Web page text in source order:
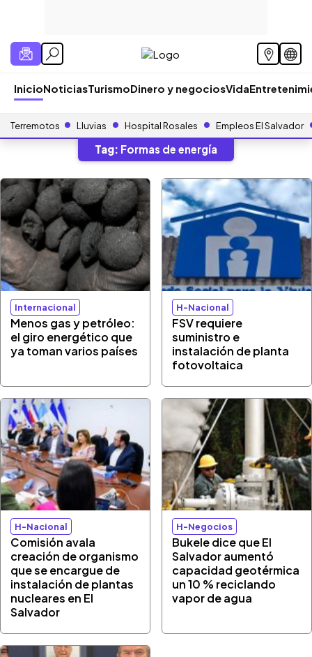
InicioNoticiasTurismoDinero y negociosVida
Terremotos Lluvias Hospital Rosales Empleos El Salvador
Tag: Formas de energía
Internacional
Menos gas y petróleo:
el giro energético que
ya toman varios países
H-Nacional
FSV requiere
suministro e
instalación de planta
fotovoltaica
H-Nacional
Comisión avala
creación de organismo
que se encargue de
instalación de plantas
nucleares en El
Salvador
H-Negocios
Bukele dice que El
Salvador aumentó
capacidad geotérmica
un 10 % reciclando
vapor de agua